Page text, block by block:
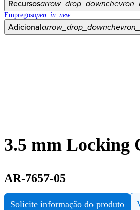
Recursosarrow_drop_down
Empregosopen_in_new
Adicionalarrow_drop_down
3.5 mm Locking
AR-7657-05
Solicite informação do produto